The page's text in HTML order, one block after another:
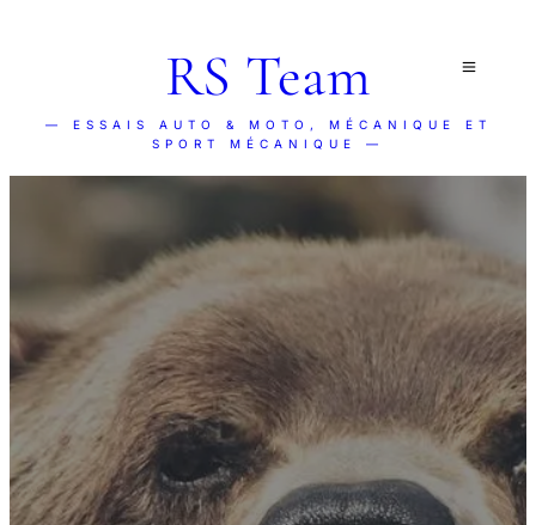
RS Team
— ESSAIS AUTO & MOTO, MÉCANIQUE ET
SPORT MÉCANIQUE —